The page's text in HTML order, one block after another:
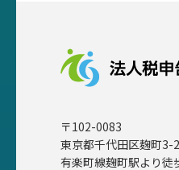
〒102-0083
東京都千代田区麹町3-
有楽町線麹町駅より徒